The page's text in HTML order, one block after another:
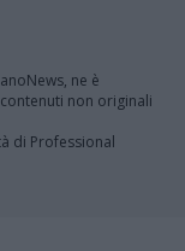
ne è
non originali
di Professional